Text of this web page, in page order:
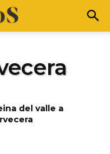
del valle a